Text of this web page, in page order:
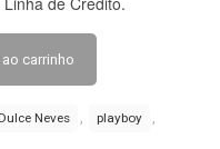
carrinho
Neves , playboy ,